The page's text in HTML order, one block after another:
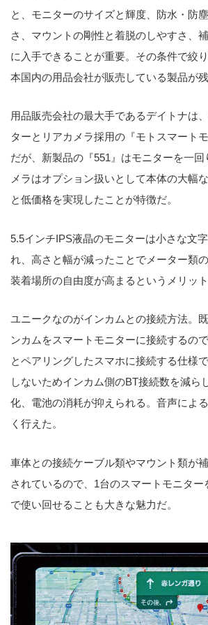
と、モニターのサイズと輝度、防水・防
さ、マウントの剛性と着脱のしやすさ、
に入手できることが重要。その条件で絞
本国内の用品会社が販売している製品が残
用品販売会社の最大手であるデイトナは
ターとリアカメラ採用の『モトスマート
だが、新製品の『551』はモニターを一
メラはオプション扱いとして本体の大幅
と低価格を実現したことが特徴だ。
5.5インチIPS液晶のモニターは小さな文
れ、高さと幅が減ったことでメーター類
装着場所の自由度が高まるというメリット
ユニークなのがインカムとの接続方法。
ンカムをスマートモニターに接続するの
とペアリングしたスマホに接続する仕様
しないためインカム側のBT接続数を減ら
化、電池の消耗が抑えられる。音声によ
く行えた。
車体との接続ケーブル類やマウント類が
されているので、1台のスマートモニター
で使い回せることも大きな魅力だ。